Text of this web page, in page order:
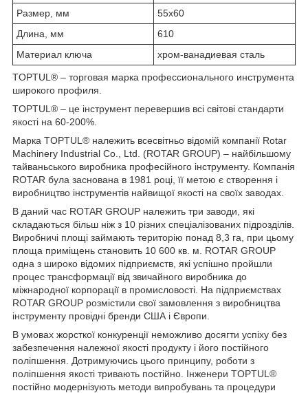
Размер, мм
55х60
Длина, мм
610
Материал ключа
хром-ванадиевая сталь
TOPTUL® – торговая марка профессионального инструмента
широкого профиля.
TOPTUL® – це інструмент перевершив всі світові стандарти
якості на 60-200%.
Марка TOPTUL® належить всесвітньо відомій компанії Rotar
Machinery Industrial Co., Ltd. (ROTAR GROUP) – найбільшому
тайваньського виробника професійного інструменту. Компанія
ROTAR була заснована в 1981 році, її метою є створення і
виробництво інструментів найвищої якості на своїх заводах.
В даний час ROTAR GROUP належить три заводи, які
складаються більш ніж з 10 різних спеціалізованих підрозділів.
Виробничі площі займають територію понад 8,3 га, при цьому
площа приміщень становить 10 600 кв. м. ROTAR GROUP
одна з широко відомих підприємств, які успішно пройшли
процес трансформації від звичайного виробника до
міжнародної корпорації в промисловості. На підприємствах
ROTAR GROUP розмістили свої замовлення з виробництва
інструменту провідні бренди США і Європи.
В умовах жорсткої конкуренції неможливо досягти успіху без
забезпечення належної якості продукту і його постійного
поліпшення. Дотримуючись цього принципу, роботи з
поліпшення якості тривають постійно. Інженери TOPTUL®
постійно модернізують методи випробувань та процедури